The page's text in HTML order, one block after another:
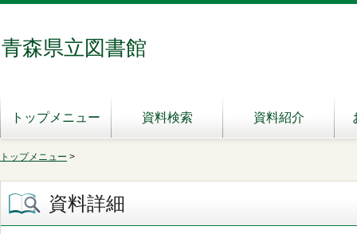
青森県立図書館
トップメニュー 資料検索 資料紹介
トップメニュー >
資料詳細